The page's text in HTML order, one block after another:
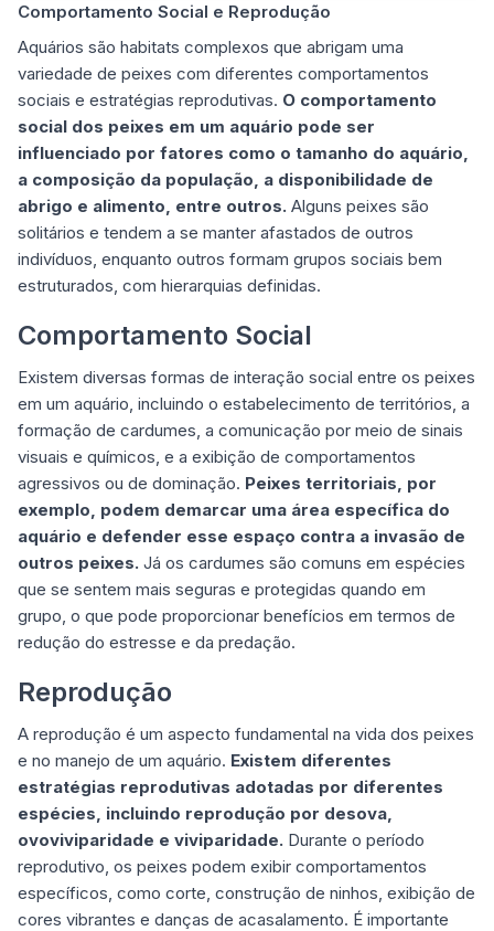
Comportamento Social e Reprodução
Aquários são habitats complexos que abrigam uma
variedade de peixes com diferentes comportamentos
sociais e estratégias reprodutivas. O comportamento
social dos peixes em um aquário pode ser
influenciado por fatores como o tamanho do aquário,
a composição da população, a disponibilidade de
abrigo e alimento, entre outros. Alguns peixes são
solitários e tendem a se manter afastados de outros
indivíduos, enquanto outros formam grupos sociais bem
estruturados, com hierarquias definidas.
Comportamento Social
Existem diversas formas de interação social entre os peixes
em um aquário, incluindo o estabelecimento de territórios, a
formação de cardumes, a comunicação por meio de sinais
visuais e químicos, e a exibição de comportamentos
agressivos ou de dominação. Peixes territoriais, por
exemplo, podem demarcar uma área específica do
aquário e defender esse espaço contra a invasão de
outros peixes. Já os cardumes são comuns em espécies
que se sentem mais seguras e protegidas quando em
grupo, o que pode proporcionar benefícios em termos de
redução do estresse e da predação.
Reprodução
A reprodução é um aspecto fundamental na vida dos peixes
e no manejo de um aquário. Existem diferentes
estratégias reprodutivas adotadas por diferentes
espécies, incluindo reprodução por desova,
ovoviviparidade e viviparidade. Durante o período
reprodutivo, os peixes podem exibir comportamentos
específicos, como corte, construção de ninhos, exibição de
cores vibrantes e danças de acasalamento. É importante